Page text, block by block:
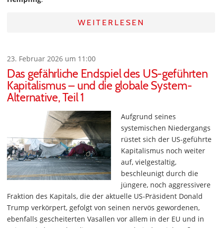
WEITERLESEN
23. Februar 2026 um 11:00
Das gefährliche Endspiel des US-geführten
Kapitalismus – und die globale System-
Alternative, Teil 1
Aufgrund seines
systemischen Niedergangs
rüstet sich der US-geführte
Kapitalismus noch weiter
auf, vielgestaltig,
beschleunigt durch die
jüngere, noch aggressivere
Fraktion des Kapitals, die der aktuelle US-Präsident Donald
Trump verkörpert, gefolgt von seinen nervös gewordenen,
ebenfalls gescheiterten Vasallen vor allem in der EU und in